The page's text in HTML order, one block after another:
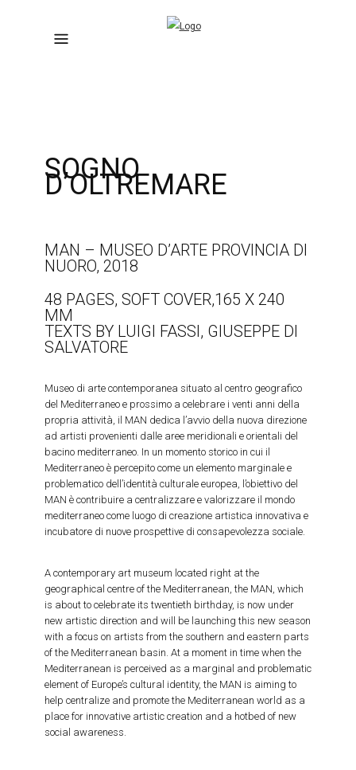
SOGNO
D’OLTREMARE
MAN – MUSEO D’ARTE PROVINCIA DI
NUORO, 2018
48 PAGES, SOFT COVER,165 X 240
MM
TEXTS BY LUIGI FASSI, GIUSEPPE DI
SALVATORE
Museo di arte contemporanea situato al centro geografico
del Mediterraneo e prossimo a celebrare i venti anni della
propria attività, il MAN dedica l’avvio della nuova direzione
ad artisti provenienti dalle aree meridionali e orientali del
bacino mediterraneo. In un momento storico in cui il
Mediterraneo è percepito come un elemento marginale e
problematico dell’identità culturale europea, l’obiettivo del
MAN è contribuire a centralizzare e valorizzare il mondo
mediterraneo come luogo di creazione artistica innovativa e
incubatore di nuove prospettive di consapevolezza sociale.
A contemporary art museum located right at the
geographical centre of the Mediterranean, the MAN, which
is about to celebrate its twentieth birthday, is now under
new artistic direction and will be launching this new season
with a focus on artists from the southern and eastern parts
of the Mediterranean basin. At a moment in time when the
Mediterranean is perceived as a marginal and problematic
element of Europe’s cultural identity, the MAN is aiming to
help centralize and promote the Mediterranean world as a
place for innovative artistic creation and a hotbed of new
social awareness.